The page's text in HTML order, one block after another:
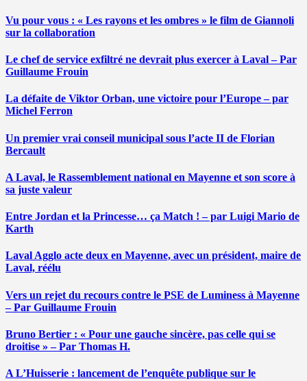
Vu pour vous : « Les rayons et les ombres » le film de Giannoli
sur la collaboration
Le chef de service exfiltré ne devrait plus exercer à Laval – Par
Guillaume Frouin
La défaite de Viktor Orban, une victoire pour l’Europe – par
Michel Ferron
Un premier vrai conseil municipal sous l’acte II de Florian
Bercault
A Laval, le Rassemblement national en Mayenne et son score à
sa juste valeur
Entre Jordan et la Princesse… ça Match ! – par Luigi Mario de
Karth
Laval Agglo acte deux en Mayenne, avec un président, maire de
Laval, réélu
Vers un rejet du recours contre le PSE de Luminess à Mayenne
– Par Guillaume Frouin
Bruno Bertier : « Pour une gauche sincère, pas celle qui se
droitise » – Par Thomas H.
A L’Huisserie : lancement de l’enquête publique sur le